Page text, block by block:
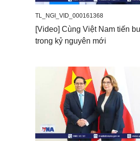
TL_NGI_VID_000161368
[Video] Cùng Việt Nam tiến
trong kỷ nguyên mới